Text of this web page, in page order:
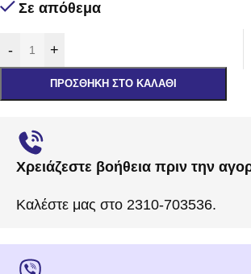
Σε απόθεμα
- +
ΠΡΟΣΘΉΚΗ ΣΤΟ ΚΑΛΆΘΙ
Χρειάζεστε βοήθεια πριν την
Καλέστε μας στο 2310-703536.